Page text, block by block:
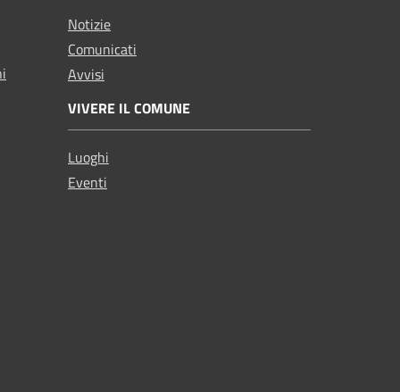
Notizie
Comunicati
Avvisi
VIVERE IL COMUNE
Luoghi
Eventi